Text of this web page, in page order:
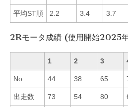
平均ST順 2.2 3.4 3.7
2Rモータ成績 (使用開始2025
1 2 3
No. 44 38 65
出走数 73 54 80